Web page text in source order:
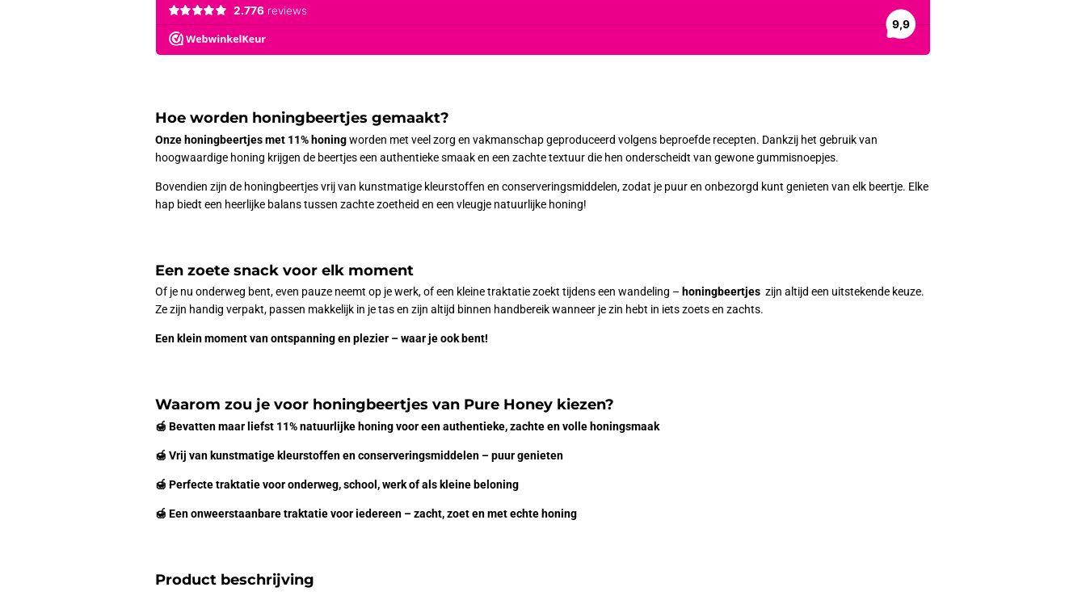
Hoe worden honingbeertjes gemaakt?
Onze honingbeertjes met 11% honingworden met veel zorg en vakmanschap geproduceerd volgens beproefde recepten. Dankzij het gebruik van
hoogwaardige honing krijgen de beertjes een authentieke smaak en een zachte textuur die hen onderscheidt van gewone gummisnoepjes.
Bovendien zijn de honingbeertjes vrij van kunstmatige kleurstoffen en conserveringsmiddelen, zodat je puur en onbezorgd kunt genieten van elk beertje. Elke
hap biedt een heerlijke balans tussen zachte zoetheid en een vleugje natuurlijke honing!
Een zoete snack voor elk moment
Of je nu onderweg bent, even pauze neemt op je werk, of een kleine traktatie zoekt tijdens een wandeling – honingbeertjes zijn altijd een uitstekende keuze.
Ze zijn handig verpakt, passen makkelijk in je tas en zijn altijd binnen handbereik wanneer je zin hebt in iets zoets en zachts.
Een klein moment van ontspanning en plezier – waar je ook bent!
Waarom zou je voor honingbeertjes van Pure Honey kiezen?
🍯 Bevatten maar liefst 11% natuurlijke honing voor een authentieke, zachte en volle honingsmaak
🍯 Vrij van kunstmatige kleurstoffen en conserveringsmiddelen – puur genieten
🍯 Perfecte traktatie voor onderweg, school, werk of als kleine beloning
🍯 Een onweerstaanbare traktatie voor iedereen – zacht, zoet en met echte honing
Product beschrijving